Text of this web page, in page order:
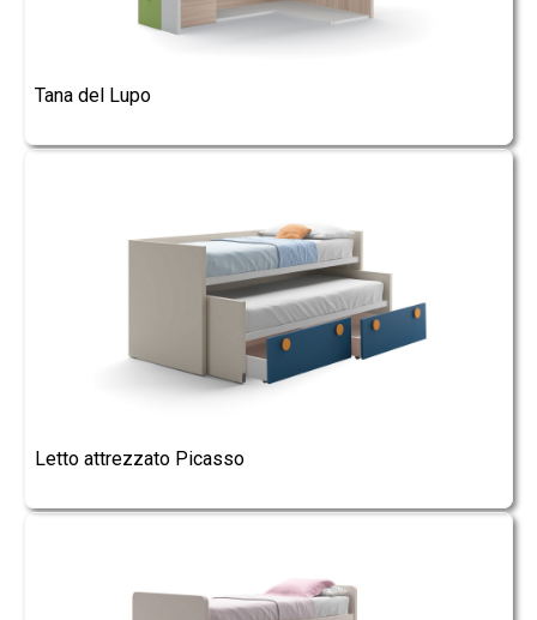
Tana del Lupo
Letto attrezzato Picasso